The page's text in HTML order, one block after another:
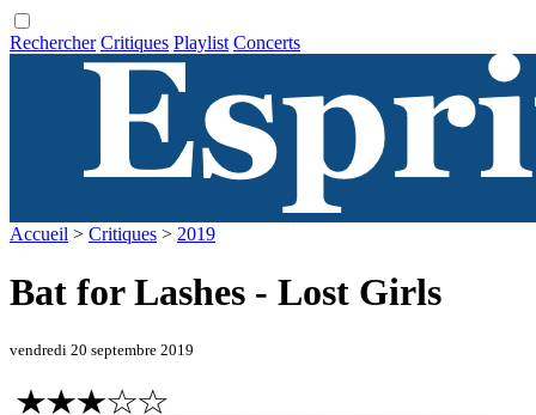
Rechercher Critiques Playlist Concerts
Accueil > Critiques > 2019
Bat for Lashes - Lost Girls
vendredi 20 septembre 2019